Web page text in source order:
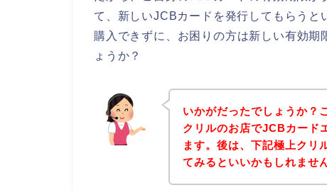
て、新しいJCBカードを発行してもらう
購入できずに、お困りの方は新しい有効
ょうか？
いかがだったでしょうか？
クリルのお店でJCBカード
ます。後は、下記極上クリ
てみるといいかもしれませ